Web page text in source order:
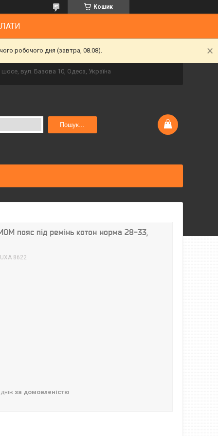
Кошик
робочого дня (завтра, 08.08).
вул. Базова 10, Одеса, Україна
Пошук...
пояс під ремінь котон норма 28-33,
8622
за домовленістю